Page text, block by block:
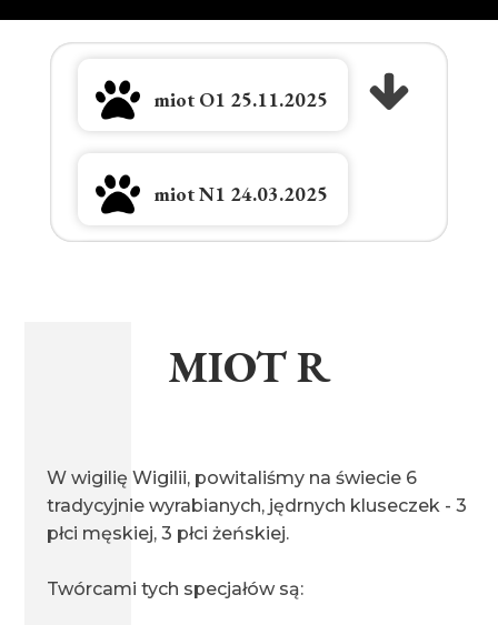
miot O1 25.11.2025
miot N1 24.03.2025
miot K1 16.06.2024
miot L1 15.06.2024
W wigilię Wigilii, powitaliśmy na świecie 6
tradycyjnie wyrabianych, jędrnych kluseczek - 3
płci męskiej, 3 płci żeńskiej.
Twórcami tych specjałów są:
MIOT R